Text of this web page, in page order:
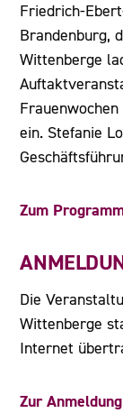
Friedrich-
Brandenburg,
Wittenberge
ein. Stefanie
Zum
Die
Wittenberge
Internet
Zur Anmeldung